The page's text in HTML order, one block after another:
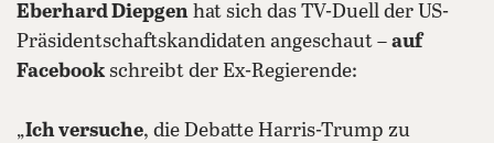
Eberhard Diepgen hat sich das TV-Duell der US-
Präsidentschaftskandidaten angeschaut – auf
Facebookschreibt der Ex-Regierende:
„Ich versuche, die Debatte Harris-Trump zu